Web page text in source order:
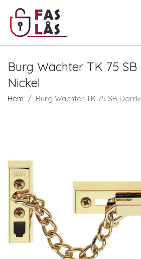
Burg Wächter TK 75
Nickel
Hem Burg Wächter TK 75 SB